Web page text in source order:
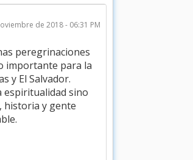
de 2018 - 06:31 PM
peregrinaciones
importante para la
y El Salvador.
espiritualidad sino
historia y gente